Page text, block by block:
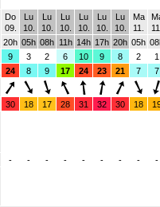
Do
09.
Lu
10.
Lu
10.
Lu
10.
Lu
10.
Lu
10.
Lu
10.
Ma
11.
20h 05h 08h 11h 14h 17h 20h 05h
9 3 2 6 10 9 8 2
1
24 8 9 17 24 23 21 7
7
30 18 17 28 31 32 30 18
- - - - - - - - -